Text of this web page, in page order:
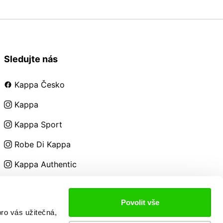
vás užitečná,
Povolit vše
Sledujte nás
Kappa Česko
Kappa
Kappa Sport
Robe Di Kappa
Kappa Authentic